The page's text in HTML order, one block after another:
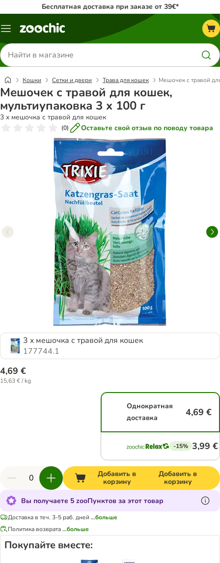
Бесплатная доставка при заказе от 39€*
Каталог
Поиск
товаров
Кошки Сетки и двери Трава для кошек Мешочек с травой
Мешочек с травой для кошек,
мультиупаковка 3 x 100 г
3 x мешочка с травой для кошек
(0) Оставьте свой отзыв по поводу товара
3 x мешочка с травой для кошек
177744.1
4,69 €
15,63 € / kg
Однократная
доставка
4,69 €
-15% 3,99 €
Добавить в
корзину
Добавить в
корзину
Вы получаете 5 zooПунктов за этот товар
Доставка в теч. 3-5 раб. дней ...больше
Политика возврата...больше
Покупайте вместе: